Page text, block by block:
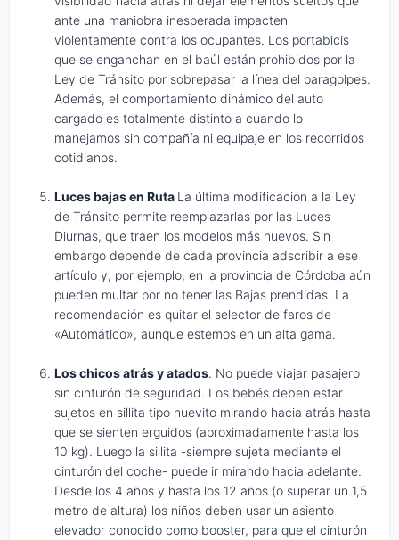
ante una maniobra inesperada impacten
violentamente contra los ocupantes. Los portabicis
que se enganchan en el baúl están prohibidos por la
Ley de Tránsito por sobrepasar la línea del paragolpes.
Además, el comportamiento dinámico del auto
cargado es totalmente distinto a cuando lo
manejamos sin compañía ni equipaje en los recorridos
cotidianos.
Luces bajas en Ruta La última modificación a la Ley
de Tránsito permite reemplazarlas por las Luces
Diurnas, que traen los modelos más nuevos. Sin
embargo depende de cada provincia adscribir a ese
artículo y, por ejemplo, en la provincia de Córdoba aún
pueden multar por no tener las Bajas prendidas. La
recomendación es quitar el selector de faros de
«Automático», aunque estemos en un alta gama.
Los chicos atrás y atados. No puede viajar pasajero
sin cinturón de seguridad. Los bebés deben estar
sujetos en sillita tipo huevito mirando hacia atrás hasta
que se sienten erguidos (aproximadamente hasta los
10 kg). Luego la sillita -siempre sujeta mediante el
cinturón del coche- puede ir mirando hacia adelante.
Desde los 4 años y hasta los 12 años (o superar un 1,5
metro de altura) los niños deben usar un asiento
elevador conocido como booster, para que el cinturón